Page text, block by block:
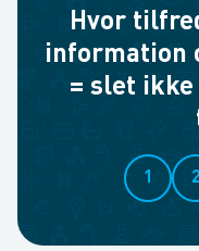
Hvor
information
= slet
1 2